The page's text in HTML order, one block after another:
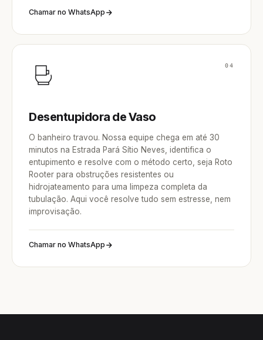
Chamar no WhatsApp
04
Desentupidora de Vaso
O banheiro travou. Nossa equipe chega em até 30
minutos na Estrada Pará Sítio Neves, identifica o
entupimento e resolve com o método certo, seja Roto
Rooter para obstruções resistentes ou
hidrojateamento para uma limpeza completa da
tubulação. Aqui você resolve tudo sem estresse, nem
improvisação.
Chamar no WhatsApp